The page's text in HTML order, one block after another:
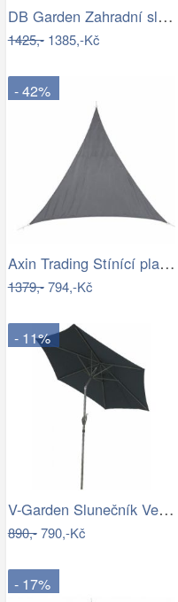
DB Garden Zahradní slunečník Jenna…
1425,-1385,-Kč
- 42%
Axin Trading Stínící plachta…
1379,-794,-Kč
- 11%
V-Garden Slunečník VeGA 270C - černý
890,-790,-Kč
- 17%